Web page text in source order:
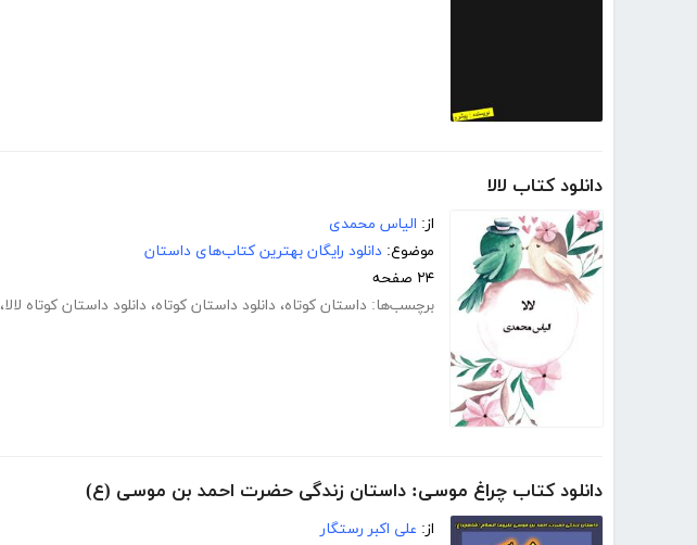
دانلود کتاب لالا
از: الیاس محمدی
موضوع: دانلود رایگان بهترین کتاب‌های داستان
۲۴ صفحه
برچسب‌ها: داستان کوتاه، دانلود داستان کوتاه، دانلود داستان کوتاه لالا،
دانلود کتاب چراغ موسی: داستان زندگی حضرت احمد بن موسی (ع)
از: علی اکبر رستگار